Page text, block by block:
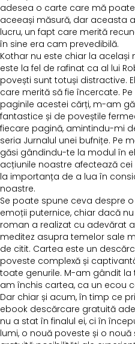
adesea o carte care mă
aceeași măsură, dar aceasta
lucru, un fapt care merită
în sine era cam prevedibilă.
Kothar nu este chiar la același
este la fel de rafinat ca al lui
povești sunt totuși distractive.
care merită să fie încercate.
paginile acestei cărți, m-am
fantastice și de poveștile
fiecare pagină, amintindu-mi
seria Jurnalul unei bufnițe. Pe
găsi gândindu-te la modul în
acțiunile noastre afectează
la importanța de a lua în
noastre.
Se poate spune ceva despre
emoții puternice, chiar dacă
roman a realizat cu adevărat
meditez asupra temelor sale
de citit. Cartea este un
poveste complexă și
toate genurile. M-am gândit
am închis cartea, ca un ecou
Dar chiar și acum, în timp ce
ebook descărcare gratuită
nu a stat în finalul ei, ci în
lumi, o nouă poveste și o